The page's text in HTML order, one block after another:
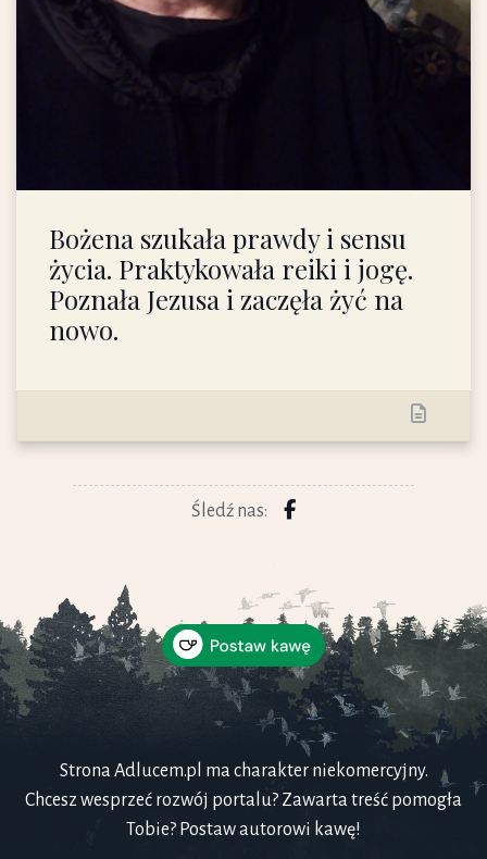
Bożena szukała prawdy i sensu
życia. Praktykowała reiki i jogę.
Poznała Jezusa i zaczęła żyć na
nowo.
Śledź nas:
Strona Adlucem.pl ma charakter niekomercyjny.
Chcesz wesprzeć rozwój portalu? Zawarta treść pomogła
Tobie? Postaw autorowi kawę!